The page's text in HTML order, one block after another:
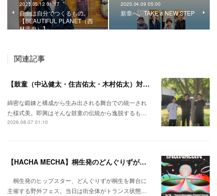
2025.05.12 01:17
自由は自分でつくるもの。
【BEAUTIFUL PLANET（西
林浩史）】
2025.04.09 05:00
新章へ。TAKE a NEW STEP
関連記事
【鼓童（中込健太・住吉佑太・木村佑太）対談】即興で得られる新たな感覚。
綿密な鍛錬と構成から生み出される舞台での統一され
た様式美。即興はそんな鼓童の伝統から逸脱するも…
2026.08.07 01:10
【HACHA MECHA】桐生発のどんぐりずが桐生をハチャメチャに彩る。
桐生発のヒップスター、どんぐりずが桐生を舞台に
主催する野外フェス。当日は街全体がトランス状態…